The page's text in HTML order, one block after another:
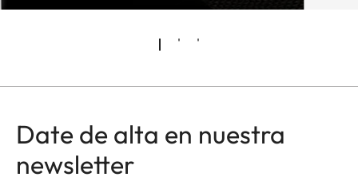
Date de alta en nuestra
newsletter